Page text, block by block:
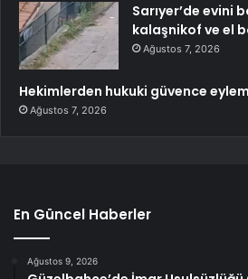
Sarıyer’de evini
kalaşnikof ve el
Ağustos 7, 2026
Hekimlerden hukuki güvence
Ağustos 7, 2026
En Güncel Haberler
Ağustos 9, 2026